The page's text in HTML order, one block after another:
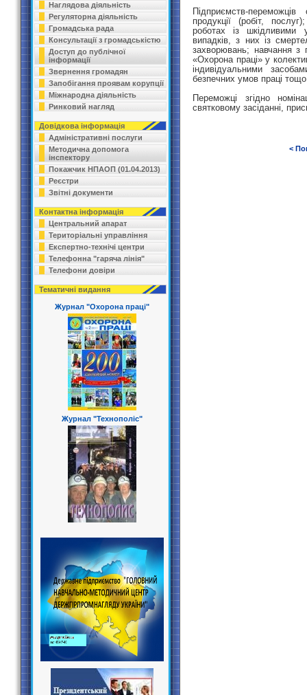
Наглядова діяльність
Регуляторна діяльність
Громадська рада
Консультації з громадськістю
Доступ до публічної
інформації
Звернення громадян
Запобігання проявам корупції
Міжнародна діяльність
Ринковий нагляд
Довідкова інформація
Адміністративні послуги
Методична допомога
інспектору
Покажчик НПАОП (01.04.2013)
Реєстри
Звітні документи
Контактна інформація
Центральний апарат
Територіальні управління
Експертно-технічі центри
Телефонна "гаряча лінія"
Телефони довіри
Тематичні видання
Журнал "Охорона праці"
Журнал "Технополіс"
Підприємств-
продукції (робіт,
роботах із шкідливими
випадків, з них із
захворювань; навчання з
«Охорона праці» у
індивідуальними
безпечних умов праці
Переможці згідно
святковому засіданні,
<